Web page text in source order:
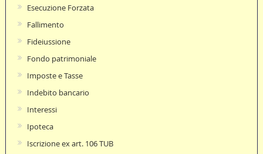
Esecuzione Forzata
Fallimento
Fideiussione
Fondo patrimoniale
Imposte e Tasse
Indebito bancario
Interessi
Ipoteca
Iscrizione ex art. 106 TUB